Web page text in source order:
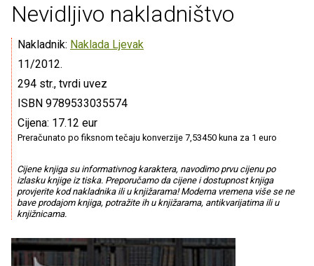
Nevidljivo nakladništvo
Nakladnik: Naklada Ljevak
11/2012.
294 str., tvrdi uvez
ISBN 9789533035574
Cijena: 17.12 eur
Preračunato po fiksnom tečaju konverzije 7,53450 kuna za 1 euro
Cijene knjiga su informativnog karaktera, navodimo prvu cijenu po
izlasku knjige iz tiska. Preporučamo da cijene i dostupnost knjiga
provjerite kod nakladnika ili u knjižarama! Moderna vremena više se ne
bave prodajom knjiga, potražite ih u knjižarama, antikvarijatima ili u
knjižnicama.